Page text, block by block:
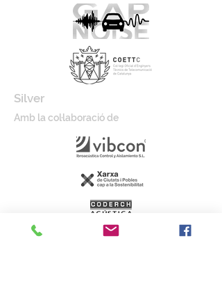
Silver
Amb la col·laboració de